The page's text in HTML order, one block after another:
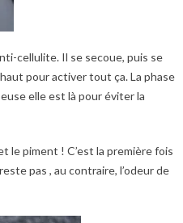
cellulite. Il se secoue, puis se
pour activer tout ça. La phase
elle est là pour éviter la
le piment ! C’est la première fois
pas , au contraire, l’odeur de